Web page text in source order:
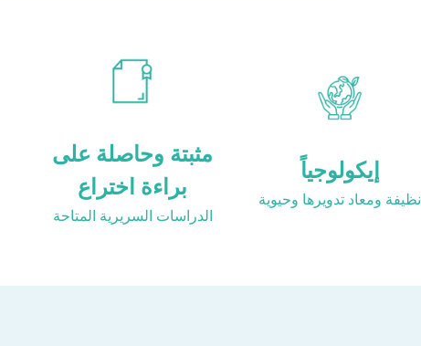
مثبتة وحاصلة على
براءة اختراع
الدراسات السريرية المتاحة
إيكولوجياً
نظيفة ومعاد تدويرها وحيوية